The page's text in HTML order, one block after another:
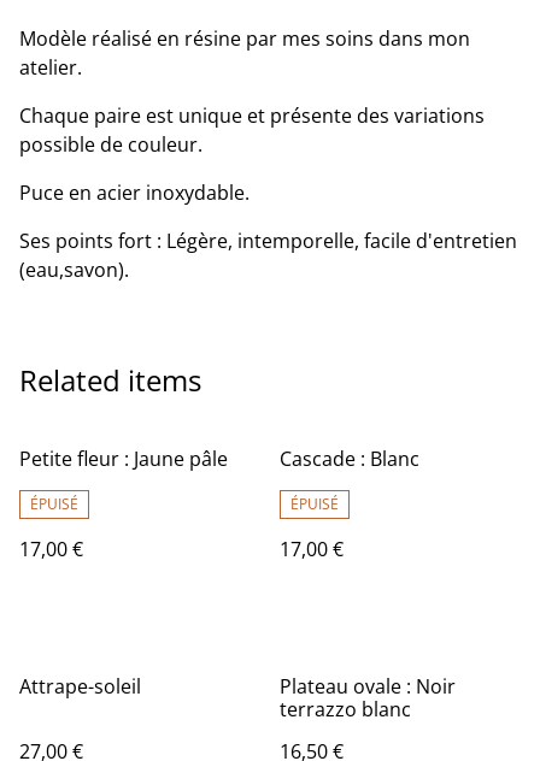
Modèle réalisé en résine par mes soins dans mon
atelier.
Chaque paire est unique et présente des variations
possible de couleur.
Puce en acier inoxydable.
Ses points fort : Légère, intemporelle, facile d'entretien
(eau,savon).
Related items
Petite fleur : Jaune pâle
ÉPUISÉ
17,00 €
Cascade : Blanc
ÉPUISÉ
17,00 €
Attrape-soleil
27,00 €
Plateau ovale : Noir
terrazzo blanc
16,50 €